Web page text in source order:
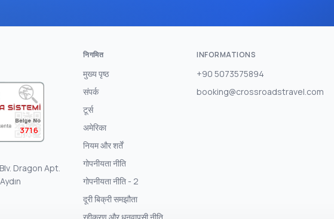
3716
Dragon Apt.
निगमित
मुख्य पृष्ठ
संपर्क
टूर्स
अमेरिका
नियम और शर्तें
गोपनीयता नीति
गोपनीयता नीति - 2
दूरी बिक्री समझौता
INFORMATIONS
+90 5073575894
booking@crossroadstravel.com